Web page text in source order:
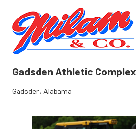
Gadsden Athletic Complex
Gadsden, Alabama